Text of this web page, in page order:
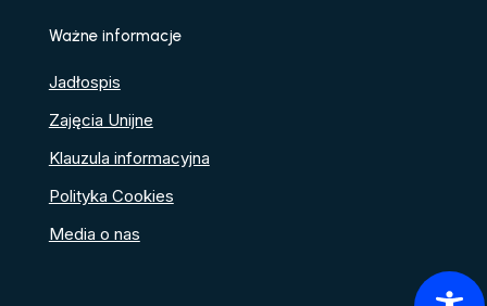
Ważne informacje
Jadłospis
Zajęcia Unijne
Klauzula informacyjna
Polityka Cookies
Media o nas